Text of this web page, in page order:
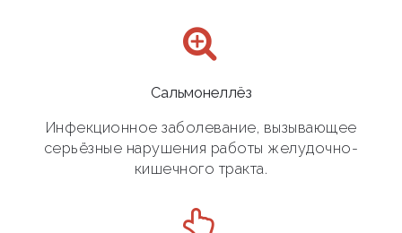
Сальмонеллёз
Инфекционное заболевание, вызывающее
серьёзные нарушения работы желудочно-
кишечного тракта.